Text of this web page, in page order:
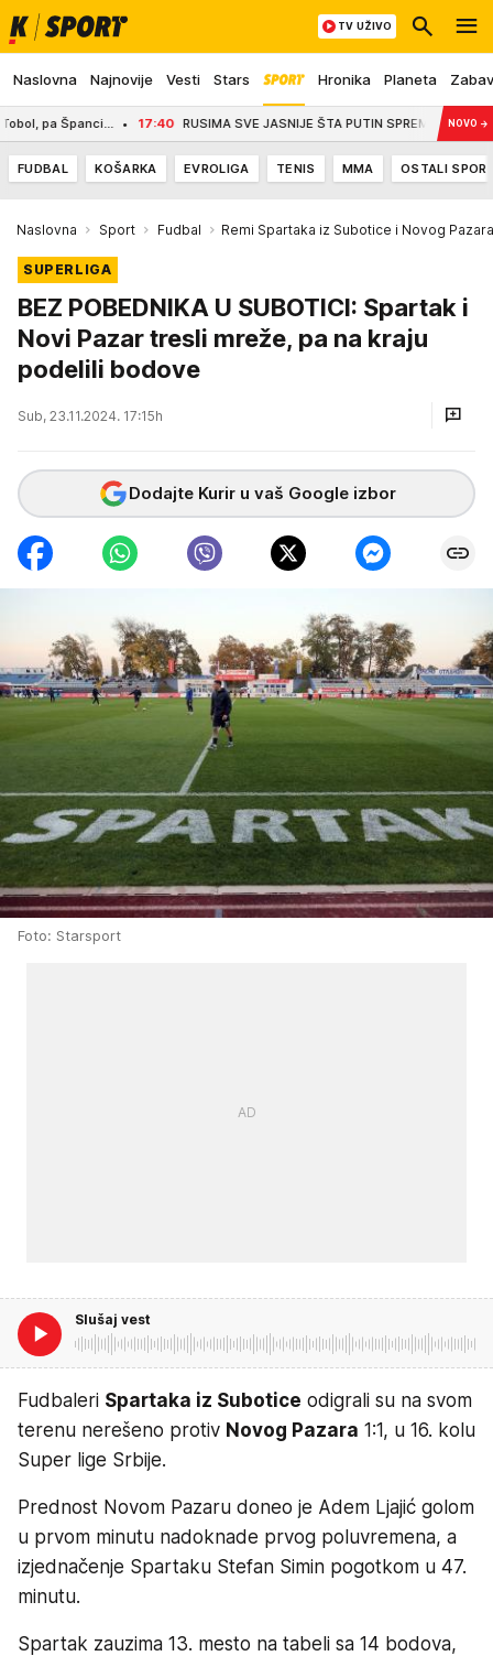
Naslovna Najnovije Vesti Stars Hronika Planeta
TV UŽIVO
pa Španci... 17:40 RUSIMA SVE JASNIJE ŠTA PUTIN SPREMA NA NOVO →
FUDBAL KOŠARKA EVROLIGA TENIS MMA OSTALI
Naslovna Sport Fudbal Remi Spartaka iz Subotice i Novog Pazara
SUPERLIGA
BEZ POBEDNIKA U SUBOTICI: Spartak i
Novi Pazar tresli mreže, pa na kraju
podelili bodove
Sub, 23.11.2024. 17:15h
Dodajte Kurir u vaš Google izbor
Foto: Starsport
Slušaj vest
Fudbaleri Spartaka iz Subotice odigrali su na svom
terenu nerešeno protiv Novog Pazara 1:1, u 16. kolu
Super lige Srbije.
Prednost Novom Pazaru doneo je Adem Ljajić golom
u prvom minutu nadoknade prvog poluvremena, a
izjednačenje Spartaku Stefan Simin pogotkom u 47.
minutu.
Spartak zauzima 13. mesto na tabeli sa 14 bodova,